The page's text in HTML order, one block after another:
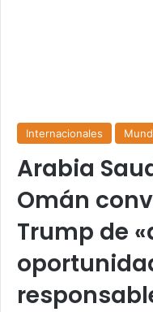
Internacionales
Arabia
Omán
Trump de